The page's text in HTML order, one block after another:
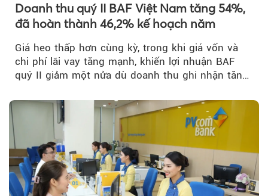
Doanh thu quý II BAF Việt Nam tăng 54%,
đã hoàn thành 46,2% kế hoạch năm
Giá heo thấp hơn cùng kỳ, trong khi giá vốn và
chi phí lãi vay tăng mạnh, khiến lợi nhuận BAF
quý II giảm một nửa dù doanh thu ghi nhận tăng